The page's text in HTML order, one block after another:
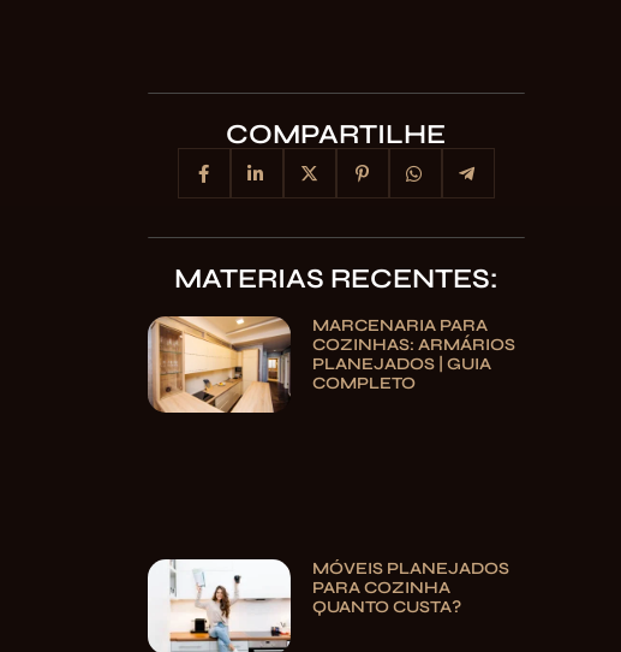
COMPARTILHE
MATERIAS RECENTES:
MARCENARIA PARA
COZINHAS: ARMÁRIOS
PLANEJADOS | GUIA
COMPLETO
MÓVEIS PLANEJADOS
PARA COZINHA
QUANTO CUSTA?